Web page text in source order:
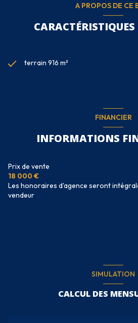
A PROPOS DE CE
CARACTÉRISTIQUES
terrain 916 m²
FINANCIER
INFORMATIONS
Prix de vente
18 000 €
Les honoraires d'agence seront
vendeur
SIMULATION
CALCUL DES